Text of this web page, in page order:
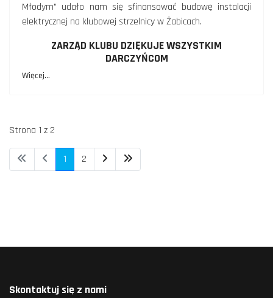
Młodym" udało nam się sfinansować budowę instalacji
elektrycznej na klubowej strzelnicy w Żabicach.
ZARZĄD KLUBU DZIĘKUJE WSZYSTKIM
DARCZYŃCOM
Więcej…
Strona 1 z 2
1 2
Skontaktuj się z nami